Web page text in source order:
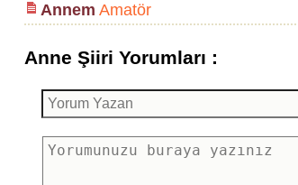
Annem Amatör
Anne Şiiri Yorumları :